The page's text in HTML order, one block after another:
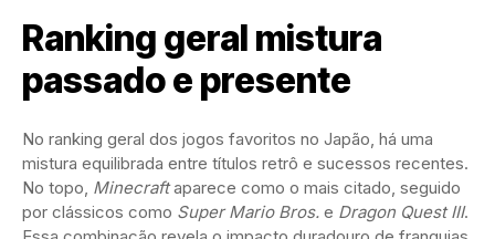
Ranking geral mistura
passado e presente
No ranking geral dos jogos favoritos no Japão, há uma
mistura equilibrada entre títulos retrô e sucessos recentes.
No topo, Minecraftaparece como o mais citado, seguido
por clássicos como Super Mario Bros. e Dragon Quest III.